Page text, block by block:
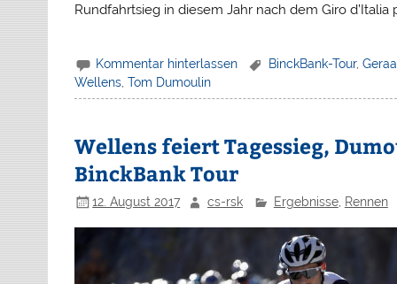
Rundfahrtsieg in diesem Jahr nach dem Giro d’Italia
Kommentar hinterlassen BinckBank-Tour,
Wellens,Tom Dumoulin
Wellens feiert Tagessieg,
BinckBank Tour
12. August 2017 cs-rsk Ergebnisse, Rennen